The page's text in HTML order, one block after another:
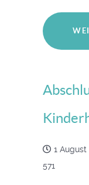
1 August
571